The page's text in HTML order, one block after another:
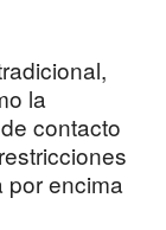
la
contacto
por encima